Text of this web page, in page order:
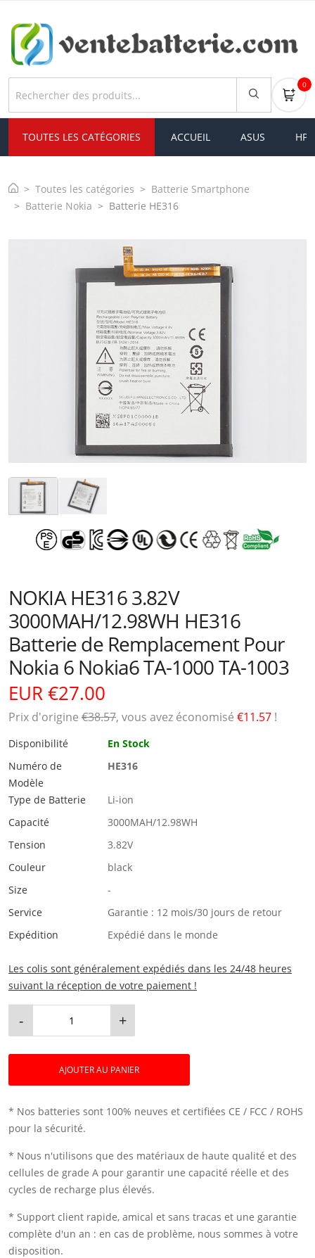
0
TOUTES LES CATÉGORIES ACCUEIL ASUS HP
Toutes les catégories
Batterie Smartphone
Batterie Nokia
Batterie HE316
NOKIA HE316 3.82V
3000MAH/12.98WH HE316
Batterie de Remplacement Pour
Nokia 6 Nokia6 TA-1000 TA-1003
EUR €27.00
Prix ​​d'origine €38.57, vous avez économisé €11.57 !
Disponibilité
En Stock
Numéro de
Modèle
HE316
Type de Batterie
Li-ion
Capacité
3000MAH/12.98WH
Tension
3.82V
Couleur
black
Size
-
Service
Garantie : 12 mois/30 jours de retour
Expédition
Expédié dans le monde
Les colis sont généralement expédiés dans les 24/48 heures
suivant la réception de votre paiement !
- +
AJOUTER AU PANIER
* Nos batteries sont 100% neuves et certifiées CE / FCC / ROHS
pour la sécurité.
* Nous n'utilisons que des matériaux de haute qualité et des
cellules de grade A pour garantir une capacité réelle et des
cycles de recharge plus élevés.
* Support client rapide, amical et sans tracas et une garantie
complète d'un an : en cas de problème, nous sommes à votre
disposition.